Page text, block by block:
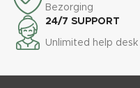
Bezorging
24/7 SUPPORT
Unlimited help desk